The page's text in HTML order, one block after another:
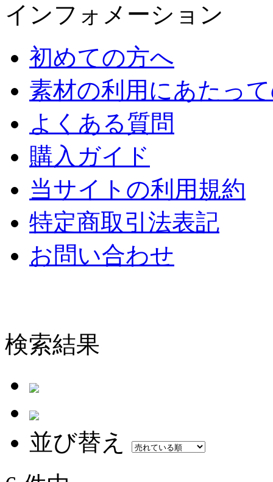
インフォメーション
初めての方へ
素材の利用にあたっ
よくある質問
購入ガイド
当サイトの利用規約
特定商取引法表記
お問い合わせ
検索結果
並び替え